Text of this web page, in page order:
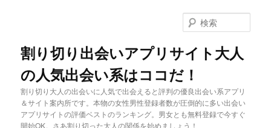
割り切り出会いアプリサイト大人
の人気出会い系はココだ！
割り切り大人の出会いに人気で出会えると評判の優良出会い系アプリ
＆サイト案内所です。本物の女性男性登録者数が圧倒的に多い出会い
アプリサイトの評価ベストのランキング。男女とも無料登録で今すぐ
開始OK。さあ割り切った大人の関係を始めましょう！
索